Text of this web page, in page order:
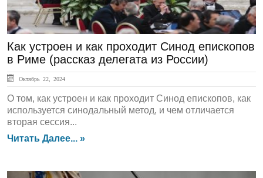
Как устроен и как проходит Синод епископов
в Риме (рассказ делегата из России)
Октябрь 22, 2024
О том, как устроен и как проходит Синод епископов, как
используется синодальный метод, и чем отличается
вторая сессия...
Читать Далее... »